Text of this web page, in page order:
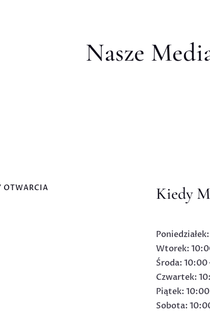
Nasze
OTWARCIA Kiedy
Wtorek:
Środa: 10:00
Czwartek:
Piątek:
Sobota: